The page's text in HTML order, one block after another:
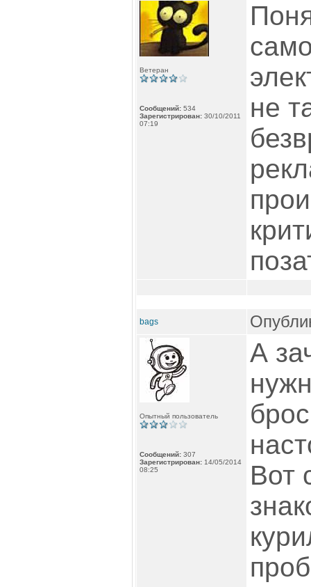
Ветеран
Сообщений: 534
Зарегистрирован: 30/10/2011
07:19
не
bags
Опытный пользователь
Сообщений: 307
Зарегистрирован: 14/05/2014
08:25
А
Вот